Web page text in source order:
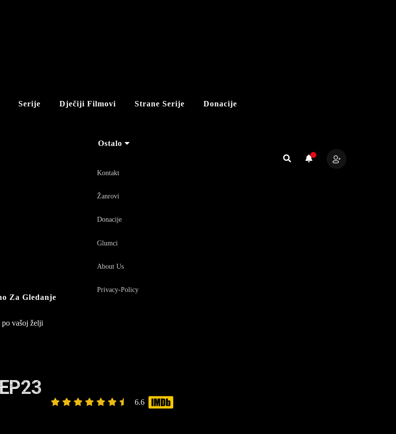
Serije Dječiji Filmovi Strane Serije Donacije
Za Gledanje
Ostalo
Kontakt
Žanrovi
Donacije
Glumci
About Us
Privacy-Policy
vašoj želji
6.6